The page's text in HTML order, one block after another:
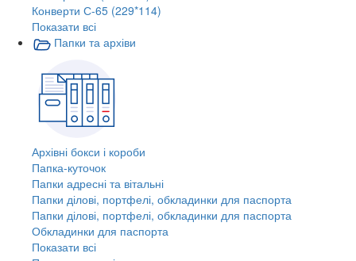
Конверти С-65 (229*114)
Показати всі
Папки та архіви
Архівні бокси і короби
Папка-куточок
Папки адресні та вітальні
Папки ділові, портфелі, обкладинки для паспорта
Папки ділові, портфелі, обкладинки для паспорта
Обкладинки для паспорта
Показати всі